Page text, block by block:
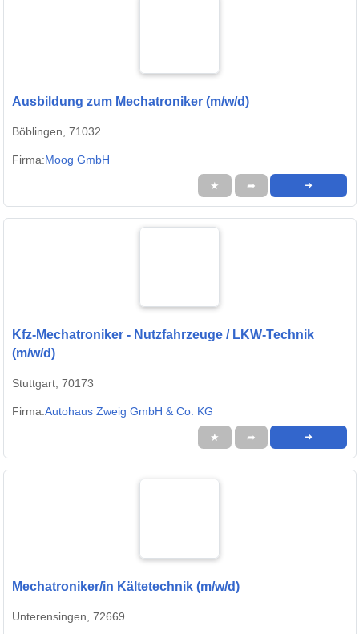
Ausbildung zum Mechatroniker (m/w/d)
Böblingen, 71032
Firma:Moog GmbH
★ ➦ ➜
Kfz-Mechatroniker - Nutzfahrzeuge / LKW-Technik
(m/w/d)
Stuttgart, 70173
Firma:Autohaus Zweig GmbH & Co. KG
★ ➦ ➜
Mechatroniker/in Kältetechnik (m/w/d)
Unterensingen, 72669